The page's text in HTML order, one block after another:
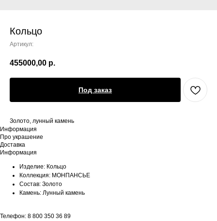
Кольцо
Артикул:
455000,00 р.
Под заказ
Золото, лунный камень
Информация
Про украшение
Доставка
Информация
Изделие: Кольцо
Коллекция: МОНПАНСЬЕ
Состав: Золото
Камень: Лунный камень
Телефон: 8 800 350 36 89